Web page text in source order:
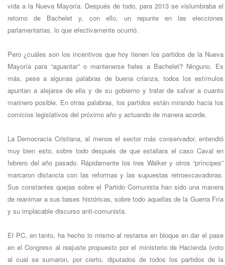
vida a la Nueva Mayoría. Después de todo, para 2013 se vislumbraba el
retorno de Bachelet y, con ello, un repunte en las elecciones
parlamentarias, lo que efectivamente ocurrió.
Pero ¿cuáles son los incentivos que hoy tienen los partidos de la Nueva
Mayoría para “aguantar” o mantenerse fieles a Bachelet? Ninguno. Es
más, pese a algunas palabras de buena crianza, todos los estímulos
apuntan a alejarse de ella y de su gobierno y tratar de salvar a cuanto
marinero posible. En otras palabras, los partidos están mirando hacia los
comicios legislativos del próximo año y actuando de manera acorde.
La Democracia Cristiana, al menos el sector más conservador, entendió
muy bien esto, sobre todo después de que estallara el caso Caval en
febrero del año pasado. Rápidamente los tres Walker y otros “príncipes”
marcaron distancia con las reformas y las supuestas retroexcavadoras.
Sus constantes quejas sobre el Partido Comunista han sido una manera
de reanimar a sus bases históricas, sobre todo aquellas de la Guerra Fría
y su implacable discurso anti-comunista.
El PC, en tanto, ha hecho lo mismo al restarse en bloque en dar el pase
en el Congreso al reajuste propuesto por el ministerio de Hacienda (voto
al cual se sumaron, por cierto, diputados de todos los partidos de la